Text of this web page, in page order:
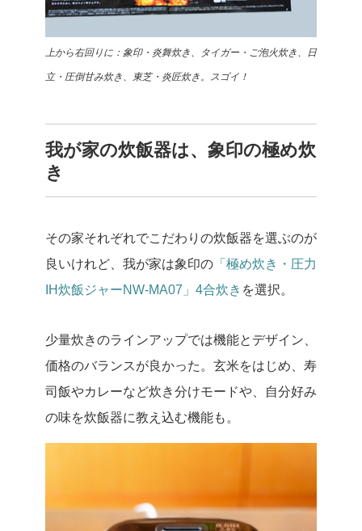
上から右回りに：象印・炎舞炊き、タイガー・ご泡火炊き、日
立・圧倒甘み炊き、東芝・炎匠炊き。スゴイ！
我が家の炊飯器は、象印の極め炊
き
その家それぞれでこだわりの炊飯器を選ぶのが
良いけれど、我が家は象印の 「極め炊き・圧力
IH炊飯ジャーNW-MA07」4合炊き を選択。
少量炊きのラインアップでは機能とデザイン、
価格のバランスが良かった。玄米をはじめ、寿
司飯やカレーなど炊き分けモードや、自分好み
の味を炊飯器に教え込む機能も。